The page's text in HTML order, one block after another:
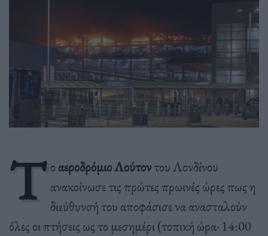
Τ ο αεροδρόμιο Λούτοντου Λονδίνου
ανακοίνωσε τις πρώτες πρωινές ώρες πως η
διεύθυνσή του αποφάσισε να ανασταλούν
όλες οι πτήσεις ως το μεσημέρι (τοπική ώρα· 14:00